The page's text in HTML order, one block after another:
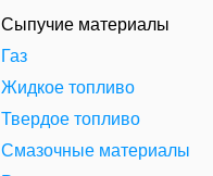
Сыпучие материалы
Газ
Жидкое топливо
Твердое топливо
Смазочные материалы